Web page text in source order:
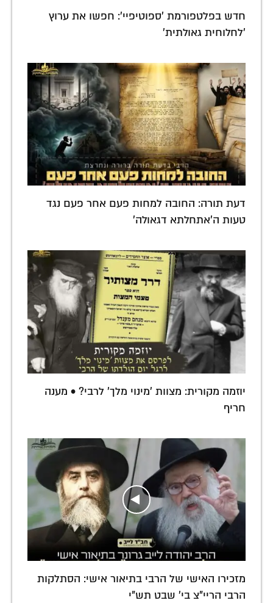
חדש בפלטפורמת 'ספוטיפיי': חפשו את ערוץ
'לחלוחית גאולתית'
דעת תורה: החובה למחות פעם אחר פעם נגד
טעות ה'אתחלתא דגאולה'
יוזמה מקורית: מצוות 'מינוי מלך' לרבי? • מענה
חריף
מזכירו האישי של הרבי בתיאור אישי: הסתלקות
הרבי הריי"צ בי' שבט תש"י